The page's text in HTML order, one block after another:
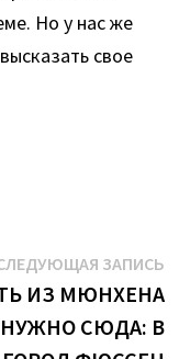
Но у нас же
свое
ЗАПИСЬ
ИЗ МЮНХЕНА
НУЖНО СЮДА: В